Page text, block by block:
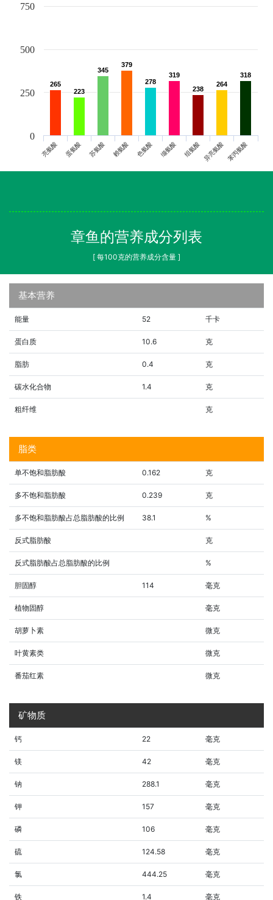
265
265
223
223
345
345
379
379
278
278
319
319
238
238
264
264
318
318
亮氨酸 蛋氨酸 苏氨酸 赖氨酸 色氨酸 缬氨酸 组氨酸 异亮氨酸苯丙氨酸
0
250
500
750
章鱼的营养成分列表
[ 每100克的营养成分含量 ]
基本营养
能量 52 千卡
蛋白质 10.6 克
脂肪 0.4 克
碳水化合物 1.4 克
粗纤维 克
脂类
单不饱和脂肪酸 0.162 克
多不饱和脂肪酸 0.239 克
多不饱和脂肪酸占总脂肪酸的比例 38.1 %
反式脂肪酸 克
反式脂肪酸占总脂肪酸的比例 %
胆固醇 114 毫克
植物固醇 毫克
胡萝卜素 微克
叶黄素类 微克
番茄红素 微克
矿物质
钙 22 毫克
镁 42 毫克
钠 288.1 毫克
钾 157 毫克
磷 106 毫克
硫 124.58 毫克
氯 444.25 毫克
铁 1.4 毫克